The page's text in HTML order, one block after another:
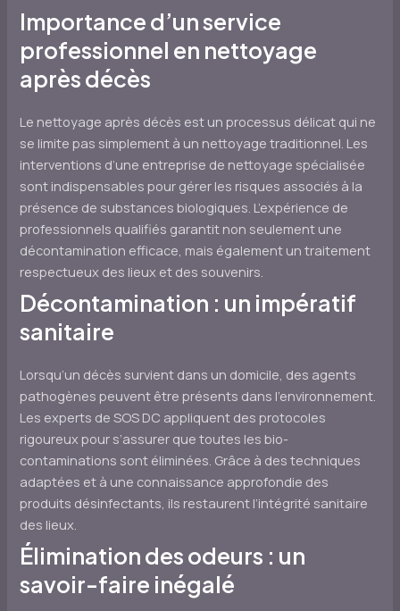
Importance d’un service
professionnel en nettoyage
après décès
Le nettoyage après décès est un processus délicat qui ne
se limite pas simplement à un nettoyage traditionnel. Les
interventions d’une entreprise de nettoyage spécialisée
sont indispensables pour gérer les risques associés à la
présence de substances biologiques. L’expérience de
professionnels qualifiés garantit non seulement une
décontamination efficace, mais également un traitement
respectueux des lieux et des souvenirs.
Décontamination : un impératif
sanitaire
Lorsqu’un décès survient dans un domicile, des agents
pathogènes peuvent être présents dans l’environnement.
Les experts de SOS DC appliquent des protocoles
rigoureux pour s’assurer que toutes les bio-
contaminations sont éliminées. Grâce à des techniques
adaptées et à une connaissance approfondie des
produits désinfectants, ils restaurent l’intégrité sanitaire
des lieux.
Élimination des odeurs : un
savoir-faire inégalé